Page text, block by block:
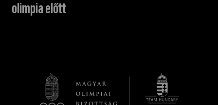
olimpia előtt